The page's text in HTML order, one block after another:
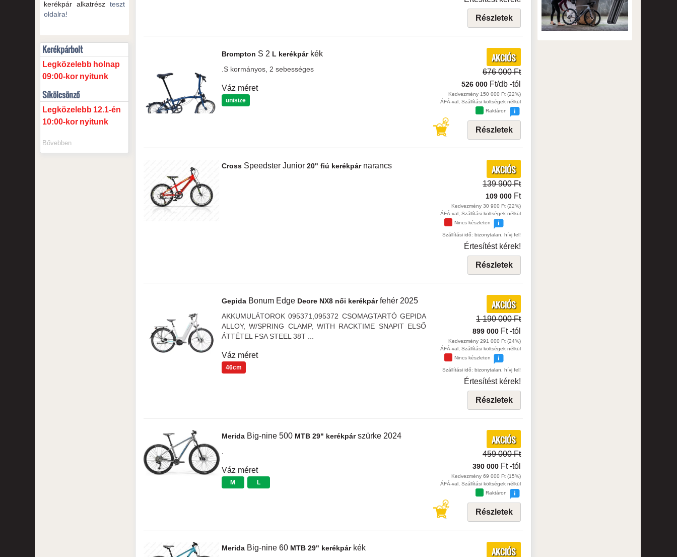
kerékpár alkatrész teszt
oldalra!
Kerékpárbolt
Legközelebb holnap
09:00-kor nyitunk
Síkölcsönző
Legközelebb 12.1-én
10:00-kor nyitunk
Bővebben
Részletek
Brompton S 2 L kerékpár kék
.S kormányos, 2 sebességes
Váz méret
unisize
AKCIÓS
676 000 Ft
526 000 Ft/db -tól
Kedvezmény 150 000 Ft (22%)
ÁFÁ-val, Szállítási költségek nélkül
Raktáron
Részletek
Cross Speedster Junior 20" fiú kerékpár narancs AKCIÓS
139 900 Ft
109 000 Ft
Kedvezmény 30 900 Ft (22%)
ÁFÁ-val, Szállítási költségek nélkül
Nincs készleten
Szállítási idő: bizonytalan, hívj fel!
Értesítést kérek!
Részletek
Gepida Bonum Edge Deore NX8 női kerékpárfehér 2025
AKKUMULÁTOROK 095371,095372 CSOMAGTARTÓ GEPIDA
ALLOY, W/SPRING CLAMP, WITH RACKTIME SNAPIT ELSŐ
ÁTTÉTEL FSA STEEL 38T ...
Váz méret
46cm
AKCIÓS
1 190 000 Ft
899 000 Ft -tól
Kedvezmény 291 000 Ft (24%)
ÁFÁ-val, Szállítási költségek nélkül
Nincs készleten
Szállítási idő: bizonytalan, hívj fel!
Értesítést kérek!
Részletek
Merida Big-nine 500 MTB 29" kerékpárszürke 2024
Váz méret
M L
AKCIÓS
459 000 Ft
390 000 Ft -tól
Kedvezmény 69 000 Ft (15%)
ÁFÁ-val, Szállítási költségek nélkül
Raktáron
Részletek
Merida Big-nine 60 MTB 29" kerékpár kék AKCIÓS